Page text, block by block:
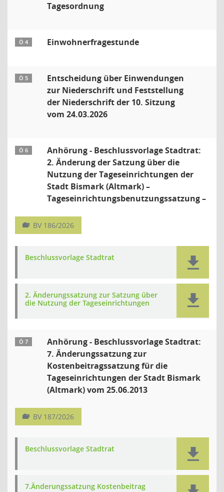
Tagesordnung
Ö 4 Einwohnerfragestunde
Ö 5
Entscheidung über Einwendungen
zur Niederschrift und Feststellung
der Niederschrift der 10. Sitzung
vom 24.03.2026
Ö 6
Anhörung - Beschlussvorlage Stadtrat:
2. Änderung der Satzung über die
Nutzung der Tageseinrichtungen der
Stadt Bismark (Altmark) –
Tageseinrichtungsbenutzungssatzung –
BV 186/2026
Beschlussvorlage Stadtrat
2. Änderungssatzung zur Satzung über
die Nutzung der Tageseinrichtungen
Ö 7
Anhörung - Beschlussvorlage Stadtrat:
7. Änderungssatzung zur
Kostenbeitragssatzung für die
Tageseinrichtungen der Stadt Bismark
(Altmark) vom 25.06.2013
BV 187/2026
Beschlussvorlage Stadtrat
7.Änderungssatzung Kostenbeitrag